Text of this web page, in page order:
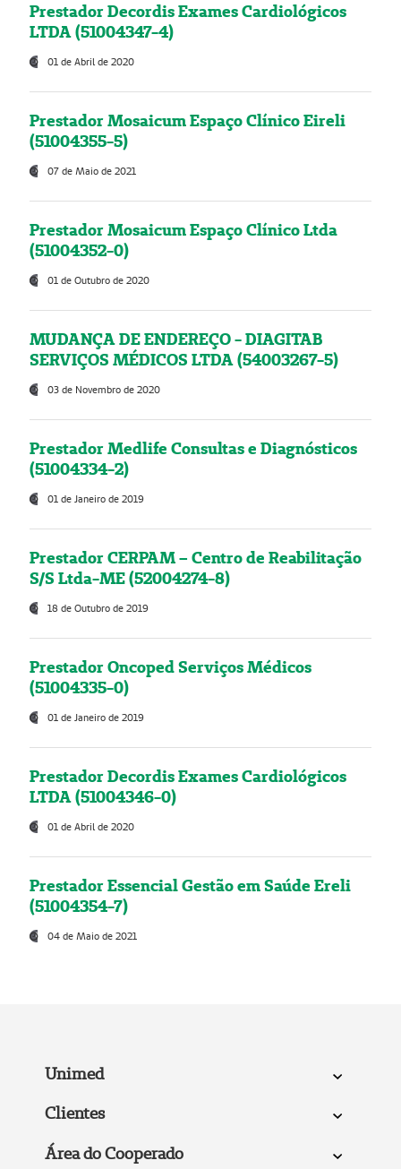
Prestador Decordis Exames Cardiológicos
LTDA (51004347-4)
01 de Abril de 2020
Prestador Mosaicum Espaço Clínico Eireli
(51004355-5)
07 de Maio de 2021
Prestador Mosaicum Espaço Clínico Ltda
(51004352-0)
01 de Outubro de 2020
MUDANÇA DE ENDEREÇO - DIAGITAB
SERVIÇOS MÉDICOS LTDA (54003267-5)
03 de Novembro de 2020
Prestador Medlife Consultas e Diagnósticos
(51004334-2)
01 de Janeiro de 2019
Prestador CERPAM – Centro de Reabilitação
S/S Ltda-ME (52004274-8)
18 de Outubro de 2019
Prestador Oncoped Serviços Médicos
(51004335-0)
01 de Janeiro de 2019
Prestador Decordis Exames Cardiológicos
LTDA (51004346-0)
01 de Abril de 2020
Prestador Essencial Gestão em Saúde Ereli
(51004354-7)
04 de Maio de 2021
Unimed
Clientes
Área do Cooperado